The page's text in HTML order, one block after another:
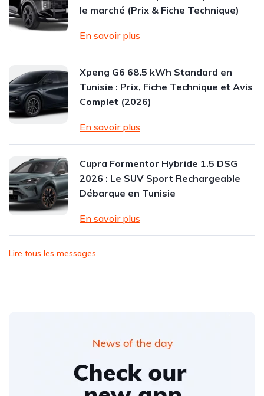
le marché (Prix & Fiche Technique)
En savoir plus
Xpeng G6 68.5 kWh Standard en
Tunisie : Prix, Fiche Technique et Avis
Complet (2026)
En savoir plus
Cupra Formentor Hybride 1.5 DSG
2026 : Le SUV Sport Rechargeable
Débarque en Tunisie
En savoir plus
Lire tous les messages